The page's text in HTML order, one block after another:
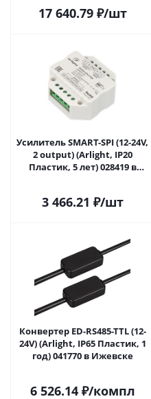
17 640.79₽/шт
Усилитель SMART-SPI (12-24V,
2 output) (Arlight, IP20
Пластик, 5 лет) 028419 в
3 466.21 ₽/шт
Конвертер ED-RS485-TTL (12-
24V) (Arlight, IP65 Пластик, 1
год) 041770 в Ижевске
6 526.14₽/компл